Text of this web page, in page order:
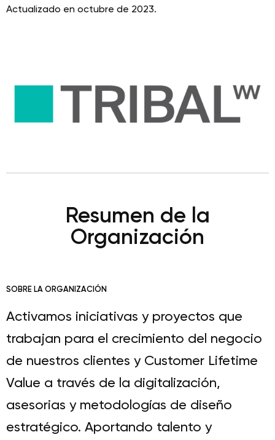
Actualizado en octubre de 2023.
Resumen de la
Organización
SOBRE LA ORGANIZACIÓN
Activamos iniciativas y proyectos que
trabajan para el crecimiento del negocio
de nuestros clientes y Customer Lifetime
Value a través de la digitalización,
asesorias y metodologías de diseño
estratégico. Aportando talento y